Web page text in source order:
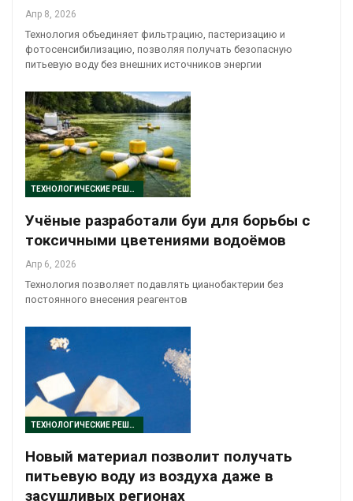
Апр 8, 2026
Технология объединяет фильтрацию, пастеризацию и
фотосенсибилизацию, позволяя получать безопасную
питьевую воду без внешних источников энергии
ТЕХНОЛОГИЧЕСКИЕ РЕШЕНИЯ
Учёные разработали буи для борьбы с
токсичными цветениями водоёмов
Апр 6, 2026
Технология позволяет подавлять цианобактерии без
постоянного внесения реагентов
ТЕХНОЛОГИЧЕСКИЕ РЕШЕНИЯ
Новый материал позволит получать
питьевую воду из воздуха даже в
засушливых регионах